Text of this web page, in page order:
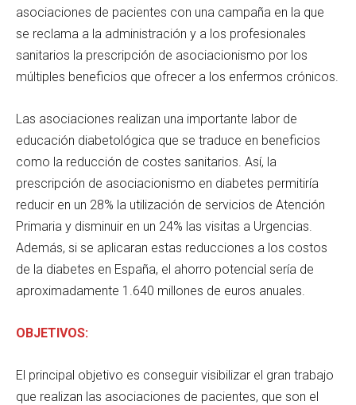
asociaciones de pacientes con una campaña en la que
se reclama a la administración y a los profesionales
sanitarios la prescripción de asociacionismo por los
múltiples beneficios que ofrecer a los enfermos crónicos.
Las asociaciones realizan una importante labor de
educación diabetológica que se traduce en beneficios
como la reducción de costes sanitarios. Así, la
prescripción de asociacionismo en diabetes permitiría
reducir en un 28% la utilización de servicios de Atención
Primaria y disminuir en un 24% las visitas a Urgencias.
Además, si se aplicaran estas reducciones a los costos
de la diabetes en España, el ahorro potencial sería de
aproximadamente 1.640 millones de euros anuales.
OBJETIVOS:
El principal objetivo es conseguir visibilizar el gran trabajo
que realizan las asociaciones de pacientes, que son el